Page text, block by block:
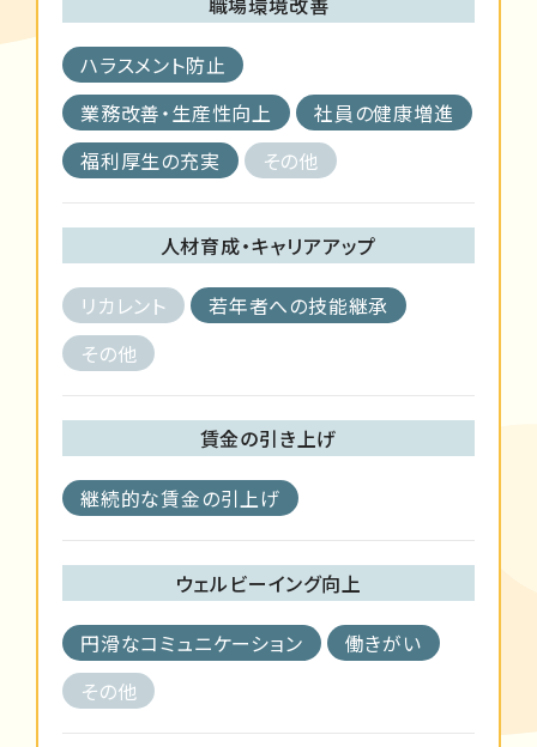
ハラスメント防止
業務改善・生産性向上
社員の健康増進
福利厚生の充実
その他
人材育成・キャリアアップ
リカレント
若年者への技能継承
その他
賃金の引き上げ
継続的な賃金の引上げ
ウェルビーイング向上
円滑なコミュニケーション
働きがい
その他